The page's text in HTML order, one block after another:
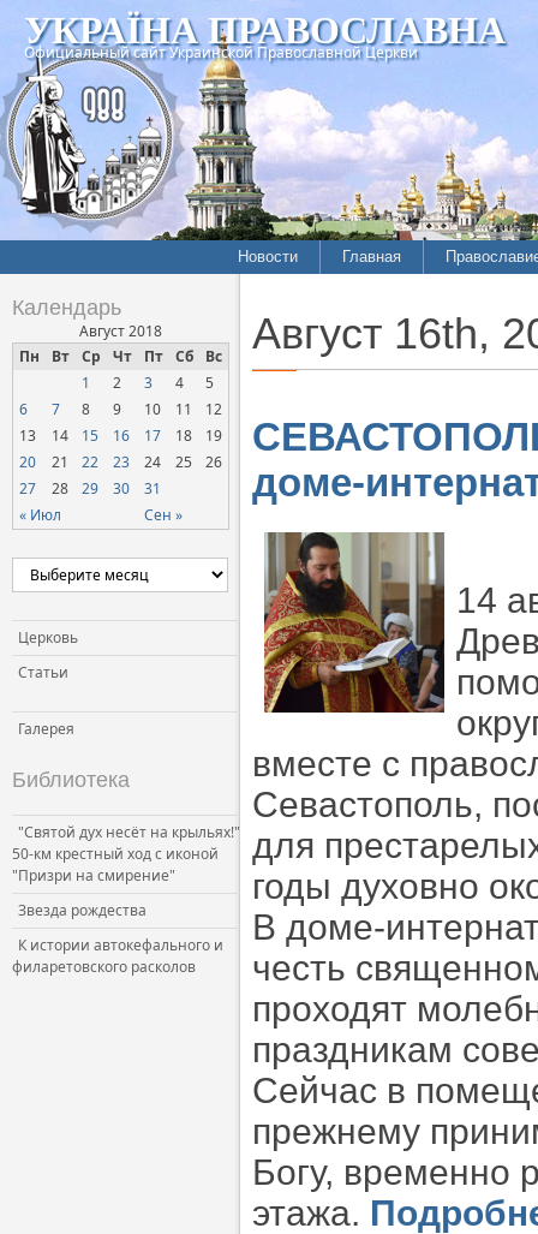
УКРАЇНА ПРАВОСЛАВНА
Официальный сайт Украинской Православной Церкви
Новости Главная
Календарь
Август 2018
Пн
Вт Ср Чт Пт Сб Вс
« Июл Сен »
1 2 3 4
5
6
7 8 9 10 11
12
13
14 15 16 17 18
19
20
21 22 23 24 25
26
27
28 29 30 31
Церковь
Статьи
Галерея
Библиотека
"Святой дух несёт на крыльях!"
50-км крестный ход с иконой
"Призри на смирение"
Звезда рождества
К истории автокефального и
филаретовского расколов
Август 16th,
доме-
14
вместе с
Севастополь,
для
годы духовно
В доме-
честь
проходят
праздникам
Сейчас в
прежнему
Богу, временно
этажа.